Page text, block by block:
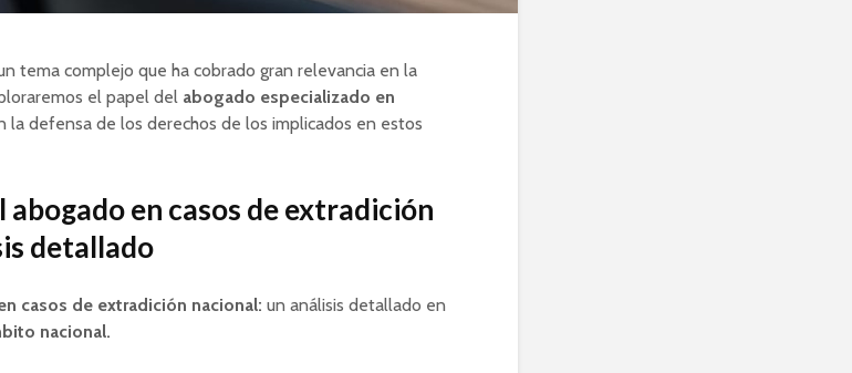
tema complejo que ha cobrado gran relevancia en la
el papel del abogado especializado en
la defensa de los derechos de los implicados en estos
abogado en casos de extradición
detallado
casos de extradición nacional: un análisis detallado en
nacional.